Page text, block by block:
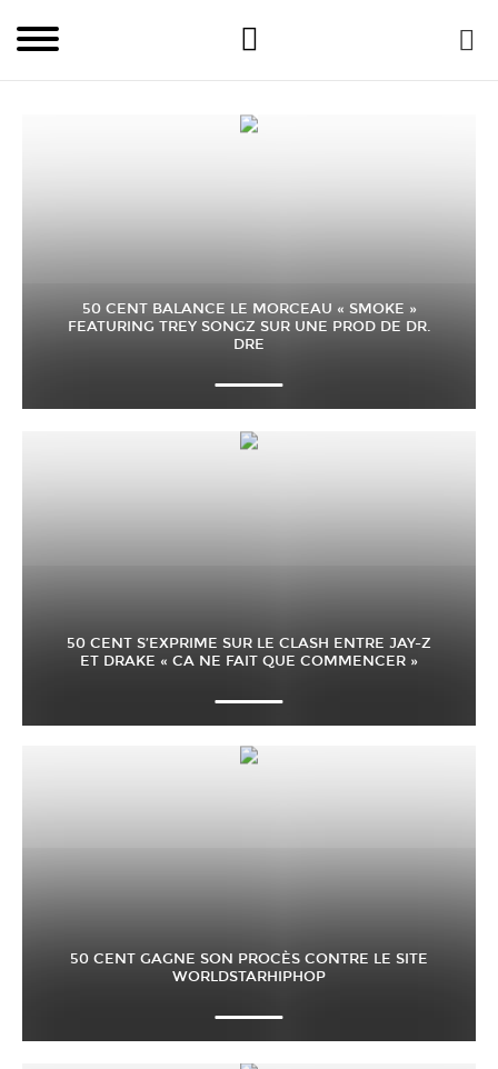
50 CENT BALANCE LE MORCEAU « SMOKE »
FEATURING TREY SONGZ SUR UNE PROD DE DR.
DRE
50 CENT S’EXPRIME SUR LE CLASH ENTRE JAY-Z
ET DRAKE « CA NE FAIT QUE COMMENCER »
50 CENT GAGNE SON PROCÈS CONTRE LE SITE
WORLDSTARHIPHOP